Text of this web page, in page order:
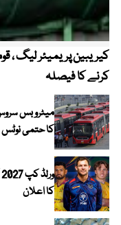
کرنے کا فیصلہ
کا حتمی نوٹس
کا اعلان